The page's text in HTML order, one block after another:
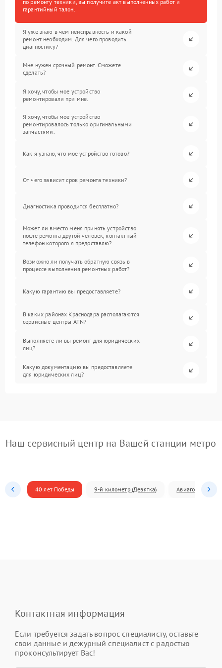
по ремонту техники, вы получите акт выполненных работ и
гарантийный талон.
Я уже знаю в чем неисправность и какой
ремонт необходим. Для чего проводить
диагностику?
Мне нужен срочный ремонт. Сможете
сделать?
Я хочу, чтобы мое устройство
ремонтировали при мне.
Я хочу, чтобы мое устройство
ремонтировалось только оригинальными
запчастями.
Как я узнаю, что мое устройство готово?
От чего зависит срок ремонта техники?
Диагностика проводится бесплатно?
Может ли вместо меня принять устройство
после ремонта другой человек, контактный
телефон которого я предоставлю?
Возможно ли получать обратную связь в
процессе выполнения ремонтных работ?
Какую гарантию вы предоставляете?
В каких районах Краснодара располагаются
сервисные центры ATN?
Выполняете ли вы ремонт для юридических
лиц?
Какую документацию вы предоставляете
для юридических лиц?
Наш сервисный центр на Вашей станции метро
40 лет Победы 9-й километр (Девятка) Авиагородок
Контактная информация
Если требуется задать вопрос специалисту, оставьте
свои данные и дежурный специалист с радостью
проконсультирует Вас!